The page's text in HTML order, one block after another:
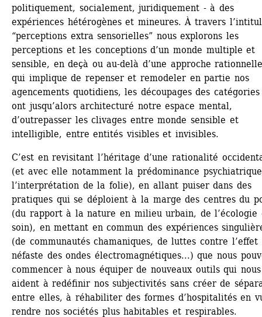
politiquement, socialement, juridiquement - à des
expériences hétérogènes et mineures. À travers
“perceptions extra sensorielles” nous explorons les
perceptions et les conceptions d’un monde multiple et
sensible, en deçà ou au-delà d’une approche
qui implique de repenser et remodeler en partie nos
agencements quotidiens, les découpages des
ont jusqu’alors architecturé notre espace mental,
d’outrepasser les clivages entre monde sensible et
intelligible, entre entités visibles et invisibles.
C’est en revisitant l’héritage d’une rationalité
(et avec elle notamment la prédominance
l’interprétation de la folie), en allant puiser dans des
pratiques qui se déploient à la marge des centres du
(du rapport à la nature en milieu urbain, de l’écologie
soin), en mettant en commun des expériences
(de communautés chamaniques, de luttes contre l’effet
néfaste des ondes électromagnétiques...) que nous
commencer à nous équiper de nouveaux outils qui nous
aident à redéfinir nos subjectivités sans créer de
entre elles, à réhabiliter des formes d’hospitalités en
rendre nos sociétés plus habitables et respirables.